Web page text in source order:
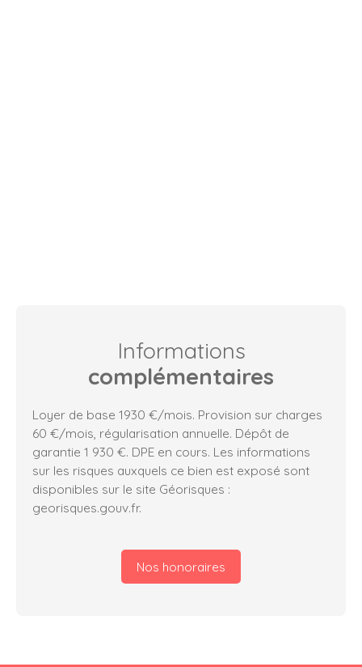
Informations
complémentaires
Loyer de base 1930 €/mois. Provision sur charges
60 €/mois, régularisation annuelle. Dépôt de
garantie 1 930 €. DPE en cours. Les informations
sur les risques auxquels ce bien est exposé sont
disponibles sur le site Géorisques :
georisques.gouv.fr.
Nos honoraires